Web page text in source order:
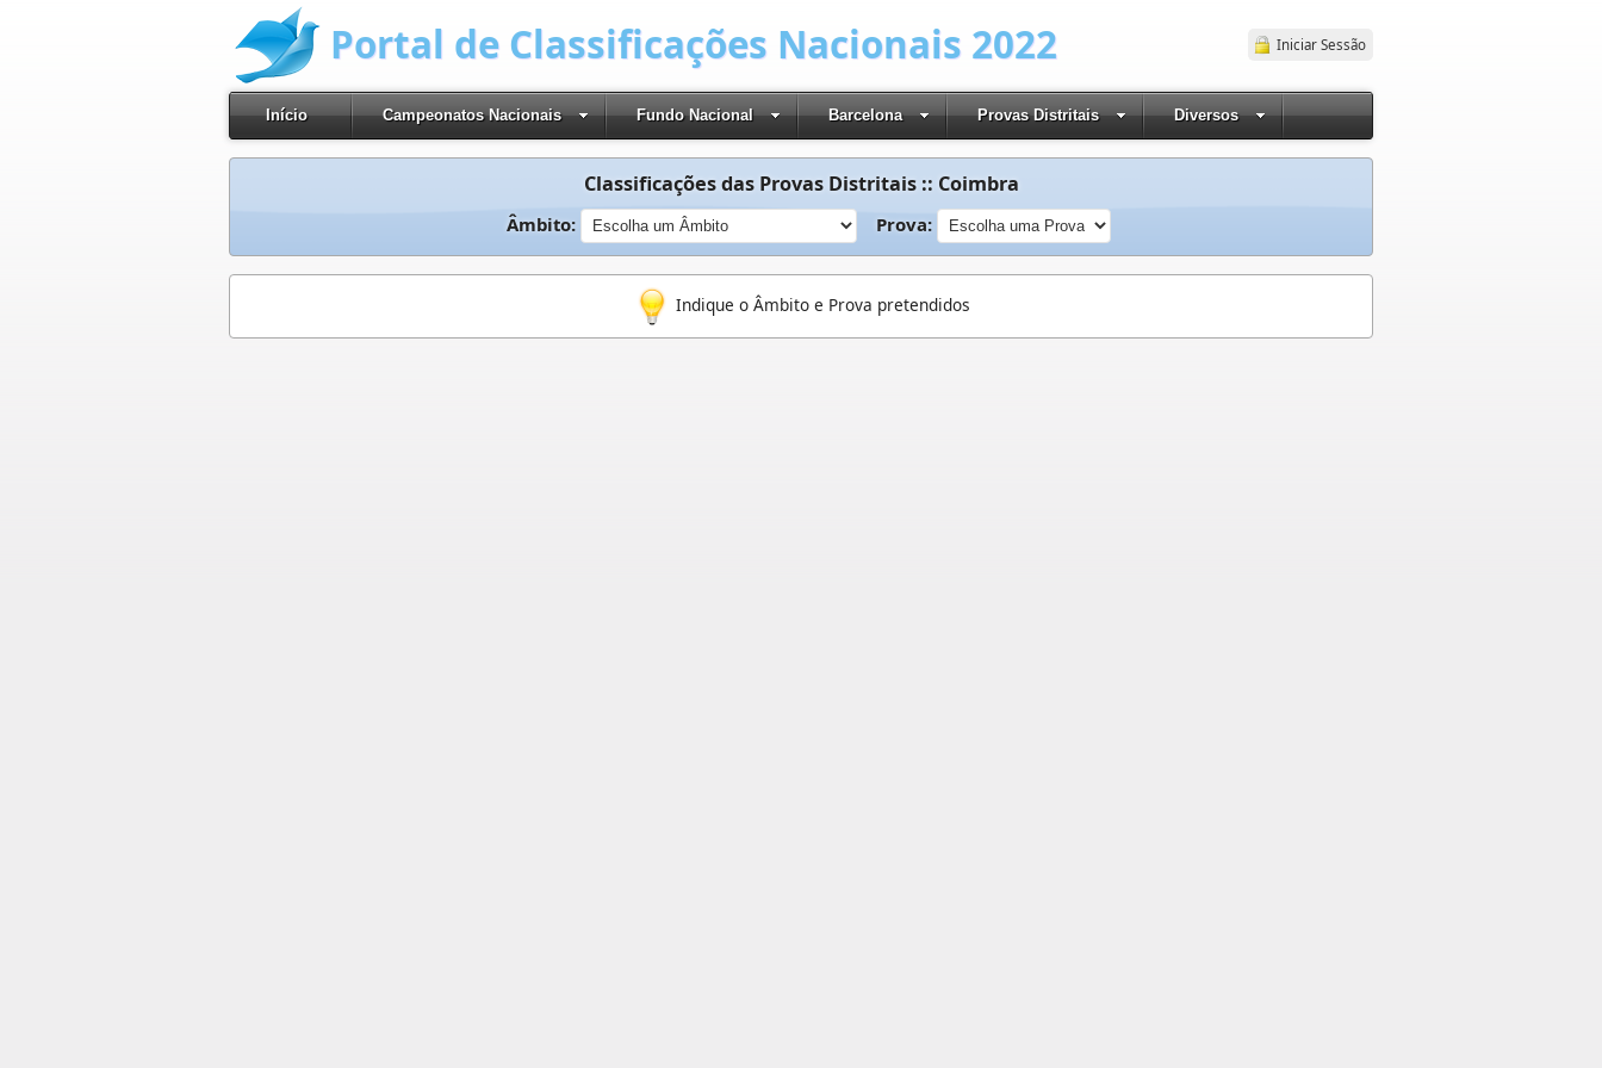
Portal de Classificações Nacionais 2022 Iniciar Sessão
Início Campeonatos Nacionais Fundo Nacional Barcelona Provas Distritais Diversos
Classificações das Provas Distritais :: Coimbra
Âmbito: Prova:
Indique o Âmbito e Prova pretendidos